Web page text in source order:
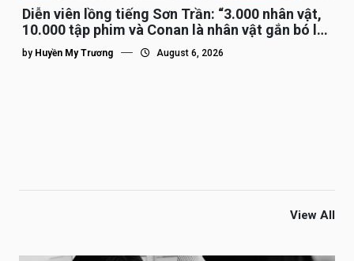
Diễn viên lồng tiếng Sơn Trần: “3.000 nhân vật,
10.000 tập phim và Conan là nhân vật gắn bó lâu
nhất”
by Huyền My Trương August 6, 2026
View All